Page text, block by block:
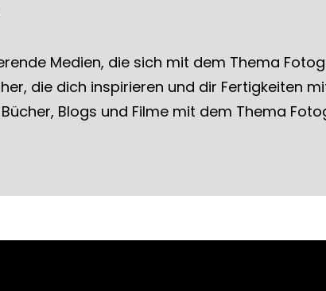
Medien, die sich mit dem Thema
die dich inspirieren und dir Fertigkeiten
Blogs und Filme mit dem Thema